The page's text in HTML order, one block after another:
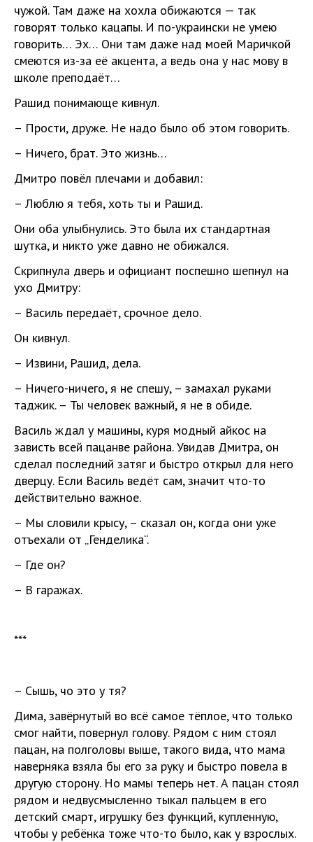
чужой. Там даже на хохла обижаются — так
говорят только кацапы. И по-украински не умею
говорить… Эх… Они там даже над моей Маричкой
смеются из-за её акцента, а ведь она у нас мову в
школе преподаёт…
Рашид понимающе кивнул.
– Прости, друже. Не надо было об этом говорить.
– Ничего, брат. Это жизнь…
Дмитро повёл плечами и добавил:
– Люблю я тебя, хоть ты и Рашид.
Они оба улыбнулись. Это была их стандартная
шутка, и никто уже давно не обижался.
Скрипнула дверь и официант поспешно шепнул на
ухо Дмитру:
– Василь передаёт, срочное дело.
Он кивнул.
– Извини, Рашид, дела.
– Ничего-ничего, я не спешу, – замахал руками
таджик. – Ты человек важный, я не в обиде.
Василь ждал у машины, куря модный айкос на
зависть всей пацанве района. Увидав Дмитра, он
сделал последний затяг и быстро открыл для него
дверцу. Если Василь ведёт сам, значит что-то
действительно важное.
– Мы словили крысу, – сказал он, когда они уже
отъехали от „Генделика“.
– Где он?
– В гаражах.
***
– Сышь, чо это у тя?
Дима, завёрнутый во всё самое тёплое, что только
смог найти, повернул голову. Рядом с ним стоял
пацан, на полголовы выше, такого вида, что мама
наверняка взяла бы его за руку и быстро повела в
другую сторону. Но мамы теперь нет. А пацан стоял
рядом и недвусмысленно тыкал пальцем в его
детский смарт, игрушку без функций, купленную,
чтобы у ребёнка тоже что-то было, как у взрослых.